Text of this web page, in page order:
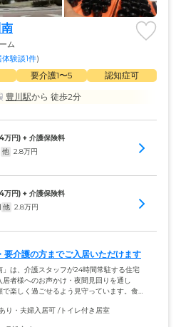
ム
体験談1件)
要介護1〜5
認知症可
豊川駅から 徒歩2分
万円) + 介護保険料
他 2.8万円
万円) + 介護保険料
他 2.8万円
要介護の方までご入居いただけます
」は、介護スタッフが24時間常駐する住宅
者様へのお声かけ・夜間見回りを通し
楽しく過ごせるよう見守っています。食
介護サービスをご利用可能です。もちろ
り・夫婦入居可 /トイレ付き居室